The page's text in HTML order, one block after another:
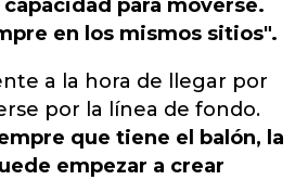
para moverse.
en los mismos sitios".
a la hora de llegar por
por la línea de fondo.
que tiene el balón, la
empezar a crear